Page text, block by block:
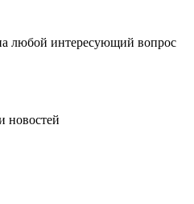
любой интересующий вопрос
новостей